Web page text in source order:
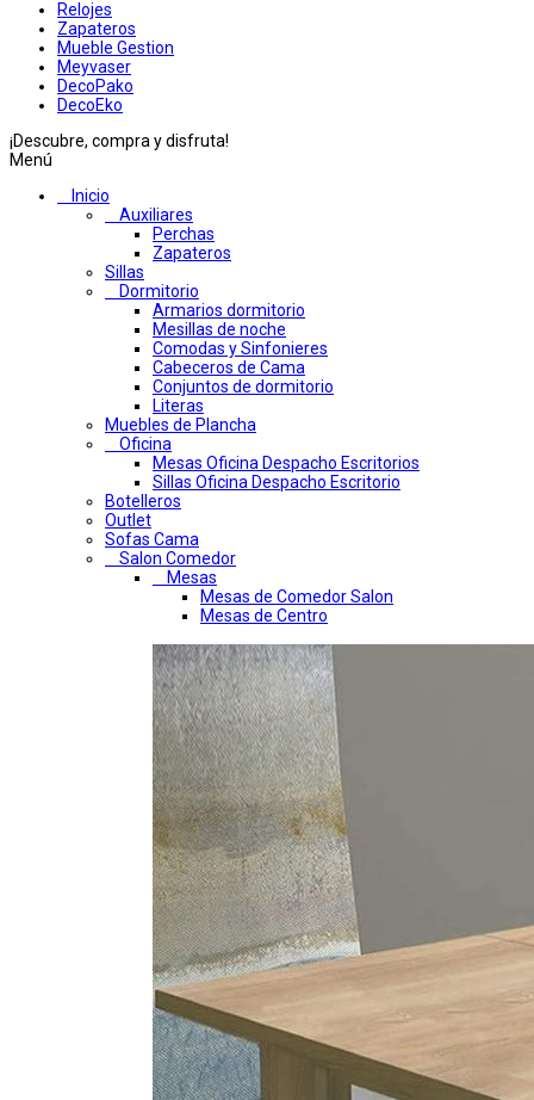
Relojes
Zapateros
Mueble Gestion
Meyvaser
DecoPako
DecoEko
¡Descubre, compra y disfruta!
Menú
Inicio
Auxiliares
Perchas
Zapateros
Sillas
Dormitorio
Armarios dormitorio
Mesillas de noche
Comodas y Sinfonieres
Cabeceros de Cama
Conjuntos de dormitorio
Literas
Muebles de Plancha
Oficina
Mesas Oficina Despacho Escritorios
Sillas Oficina Despacho Escritorio
Botelleros
Outlet
Sofas Cama
Salon Comedor
Mesas
Mesas de Comedor Salon
Mesas de Centro